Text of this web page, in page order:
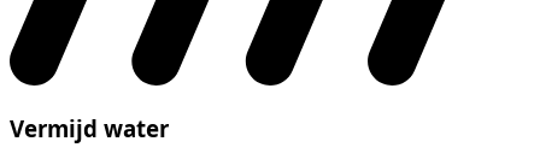
Vermijd water